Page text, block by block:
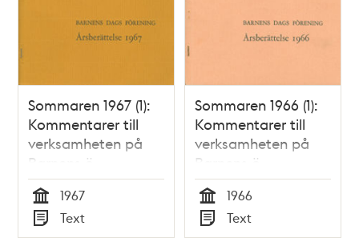
Sommaren 1967 (1):
Kommentarer till
verksamheten på
Barnens ö
Tid
1967
Typ
Text
Sommaren 1966 (1):
Kommentarer till
verksamheten på
Barnens ö
Tid
1966
Typ
Text